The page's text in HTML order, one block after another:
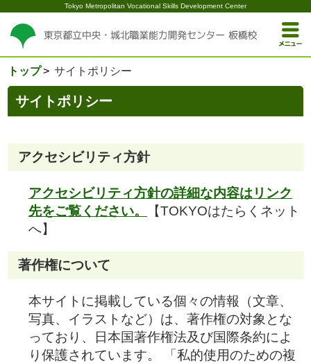
Tokyo Metropolitan Vocational Skills Development Center
トップ サイトポリシー
サイトポリシー
アクセシビリティ方針
アクセシビリティ方針の詳細な内容はリンク
先をご覧ください。
【TOKYOはたらくネット
へ】
著作権について
本サイトに掲載している個々の情報（文章、
写真、イラストなど）は、著作権の対象とな
っており、日本国著作権法及び国際条約によ
り保護されています。 「私的使用のための複